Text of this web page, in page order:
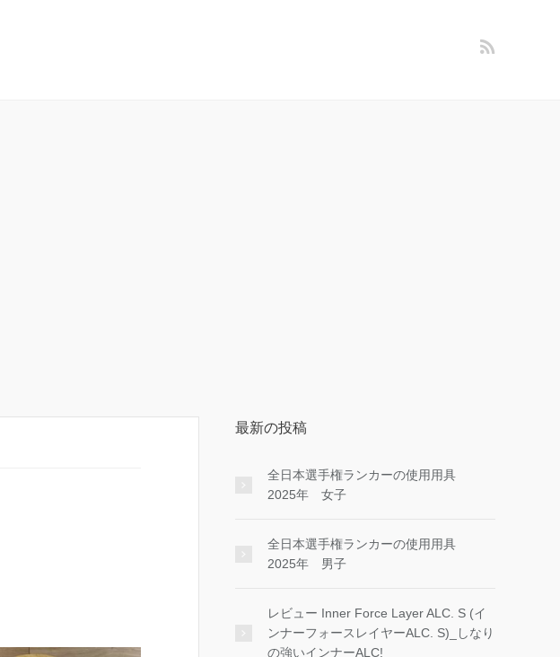
最新の投稿
全日本選手権ランカーの使用用具
2025年 女子
全日本選手権ランカーの使用用具
2025年 男子
レビュー Inner Force Layer ALC. S (イ
ンナーフォースレイヤーALC. S)_しなり
の強いインナーALC!